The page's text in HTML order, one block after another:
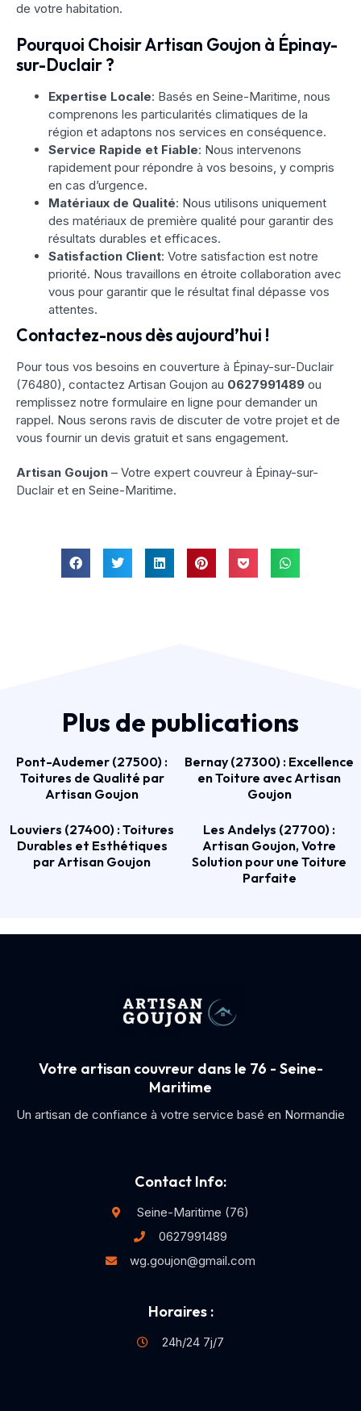
de votre habitation.
Pourquoi Choisir Artisan Goujon à Épinay-
sur-Duclair ?
Expertise Locale: Basés en Seine-Maritime, nous
comprenons les particularités climatiques de la
région et adaptons nos services en conséquence.
Service Rapide et Fiable: Nous intervenons
rapidement pour répondre à vos besoins, y compris
en cas d’urgence.
Matériaux de Qualité: Nous utilisons uniquement
des matériaux de première qualité pour garantir des
résultats durables et efficaces.
Satisfaction Client: Votre satisfaction est notre
priorité. Nous travaillons en étroite collaboration avec
vous pour garantir que le résultat final dépasse vos
attentes.
Contactez-nous dès aujourd’hui !
Pour tous vos besoins en couverture à Épinay-sur-Duclair
(76480), contactez Artisan Goujon au 0627991489 ou
remplissez notre formulaire en ligne pour demander un
rappel. Nous serons ravis de discuter de votre projet et de
vous fournir un devis gratuit et sans engagement.
Artisan Goujon – Votre expert couvreur à Épinay-sur-
Duclair et en Seine-Maritime.
Plus de publications
Pont-Audemer (27500) :
Toitures de Qualité par
Artisan Goujon
Bernay (27300) : Excellence
en Toiture avec Artisan
Goujon
Louviers (27400) : Toitures
Durables et Esthétiques
par Artisan Goujon
Les Andelys (27700) :
Artisan Goujon, Votre
Solution pour une Toiture
Parfaite
Votre artisan couvreur dans le 76 - Seine-
Maritime
Un artisan de confiance à votre service basé en Normandie
Contact Info:
Seine-Maritime (76)
0627991489
wg.goujon@gmail.com
Horaires :
24h/24 7j/7